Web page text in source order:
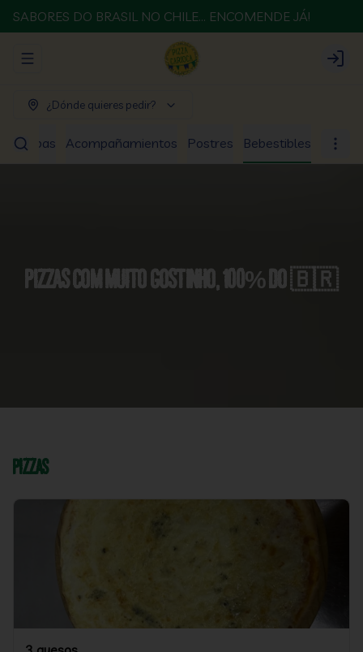
SABORES DO BRASIL NO CHILE... ENCOMENDE JÁ!
Abrir menu de navegación Login
¿Dónde quieres pedir?
Sopas Acompañamientos Postres Bebestibles
Pizzas com muito gostinho, 100% do 🇧🇷
Pizzas